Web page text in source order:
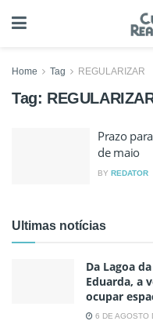
Home Tag REGULARIZAR
Tag:
Prazo
de maio
BY REDATOR
Ultimas notícias
Da Lagoa
Eduarda, a
ocupar
6 DE AGOSTO